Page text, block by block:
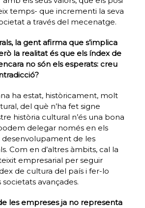
temps- que incrementi la seva
a través del mecenatge.
la gent afirma que s’implica
la realitat és que els índex de
no són els esperats: creu
ha estat, històricament, molt
del què n’ha fet signe
història cultural n’és una bona
delegar només en els
de les
Com en d’altres àmbits, cal la
empresarial per seguir
de cultura del país i fer-lo
societats avançades.
les empreses ja no representa